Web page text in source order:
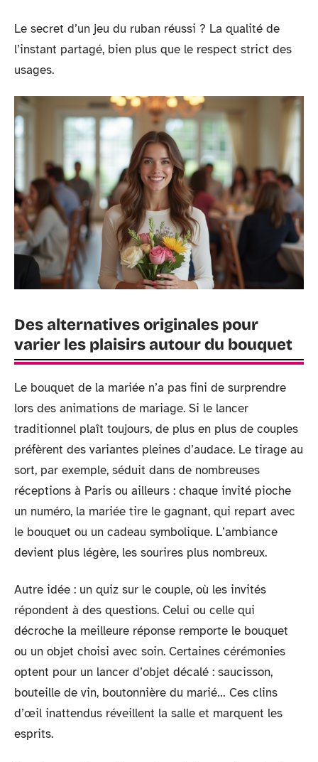
Le secret d’un jeu du ruban réussi ? La qualité de
l’instant partagé, bien plus que le respect strict des
usages.
Des alternatives originales pour
varier les plaisirs autour du bouquet
Le bouquet de la mariée n’a pas fini de surprendre
lors des animations de mariage. Si le lancer
traditionnel plaît toujours, de plus en plus de couples
préfèrent des variantes pleines d’audace. Le tirage au
sort, par exemple, séduit dans de nombreuses
réceptions à Paris ou ailleurs : chaque invité pioche
un numéro, la mariée tire le gagnant, qui repart avec
le bouquet ou un cadeau symbolique. L’ambiance
devient plus légère, les sourires plus nombreux.
Autre idée : un quiz sur le couple, où les invités
répondent à des questions. Celui ou celle qui
décroche la meilleure réponse remporte le bouquet
ou un objet choisi avec soin. Certaines cérémonies
optent pour un lancer d’objet décalé : saucisson,
bouteille de vin, boutonnière du marié… Ces clins
d’œil inattendus réveillent la salle et marquent les
esprits.